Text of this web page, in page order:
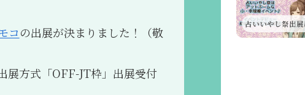
コの出展が決まりました！（敬
展方式「OFF-JT枠」出展受付
占いいやし祭出